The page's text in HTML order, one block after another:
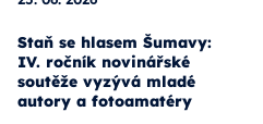
25. 06. 2026
Staň se hlasem Šumavy:
IV. ročník novinářské
soutěže vyzývá mladé
autory a fotoamatéry